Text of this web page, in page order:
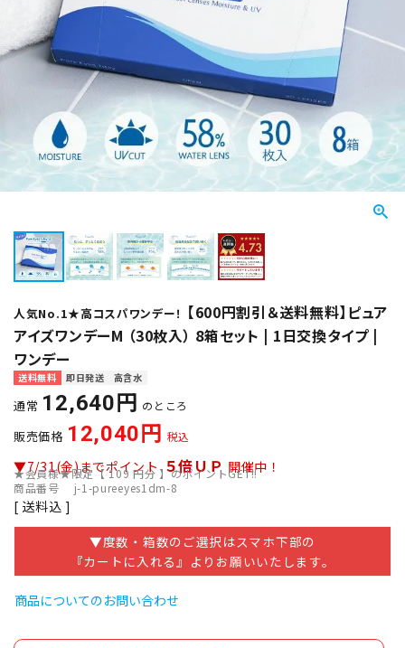
人気No.1★高コスパワンデー！ 【600円割引＆送料無料】ピュア
アイズワンデーM （30枚入） 8箱セット | 1日交換タイプ |
ワンデー
送料無料 即日発送 高含水
通常 12,640 のところ
販売価格 12,040 税込
▼7/31(金)までポイント ５倍ＵＰ 開催中！
★会員様★限定【 109 円分 】のポイントGET!!
商品番号
j-1-pureeyes1dm-8
送料込
▼度数・箱数のご選択はスマホ下部の
『カートに入れる』よりお願いいたします。
商品についてのお問い合わせ